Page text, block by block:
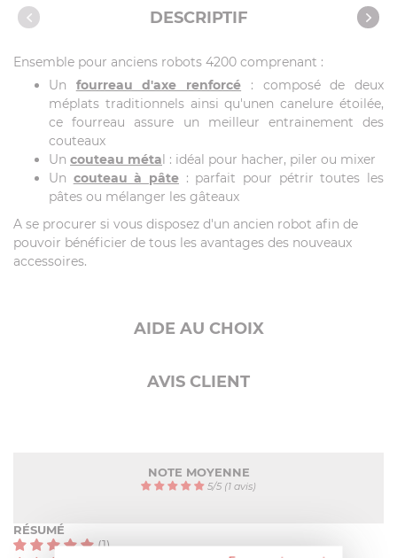
Caractéristiques DESCRIPTIF
Ensemble pour anciens robots 4200 comprenant :
Un fourreau d'axe renforcé : composé de deux
méplats traditionnels ainsi qu'unen canelure étoilée,
ce fourreau assure un meilleur entrainement des
couteaux
Un couteau méta l : idéal pour hacher, piler ou mixer
Un couteau à pâte : parfait pour pétrir toutes les
pâtes ou mélanger les gâteaux
A se procurer si vous disposez d'un ancien robot afin de
pouvoir bénéficier de tous les avantages des nouveaux
accessoires.
AIDE AU CHOIX
AVIS CLIENT
NOTE MOYENNE
5/5 (1 avis)
RÉSUMÉ
(1)